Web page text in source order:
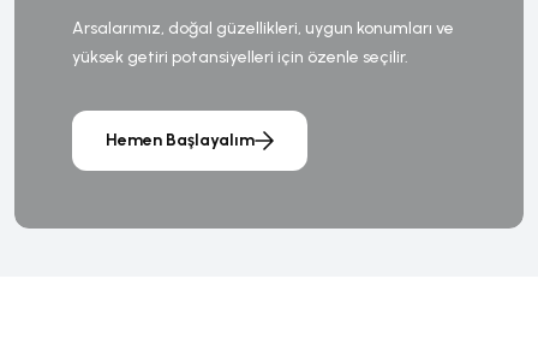
Arsalarımız, doğal güzellikleri, uygun konumları ve
yüksek getiri potansiyelleri için özenle seçilir.
Hemen Başlayalım